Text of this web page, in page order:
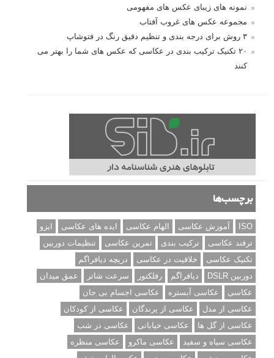
نمونه های زیبای عکس های مفهومی
مجموعه عکس های غروب آفتاب
۳ روش برای درجه بندی و تنظیم دقیق رنگ در فتوشاپ
۲۰ تکنیک ترکیب بندی در عکاسی که عکس های شما را بهتر می
کنند
برچسب‌ها
ISO آموزش عکاسی الهام عکاسی ایده های عکاسی
ایزو
ترفند عکاسی
ترکیب بندی تمرین عکاسی
تنظیمات دوربین
تکنیک عکاسی
خلاقیت در عکاسی
دریچه دیافراگم
دوربین DSLR
دیافراگم رفلکتور سرعت شاتر
عمق میدان
عکاسی
عکاسی آبستره
عکاسی اجسام بی جان
عکاسی از مدل
عکاسی از پرندگان
عکاسی از کودکان
عکاسی از گل ها
عکاسی خیابانی
عکاسی در شب
عکاسی سیاه و سفید
عکاسی ماکرو
عکاسی منظره